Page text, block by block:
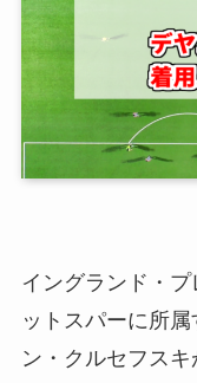
イングランド・
ットスパーに所
ン・クルセフス